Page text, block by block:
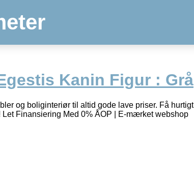
Kanin Figur : Grå
og boliginteriør til altid gode lave priser. Få hurtigt
Finansiering Med 0% ÅOP | E-mærket webshop